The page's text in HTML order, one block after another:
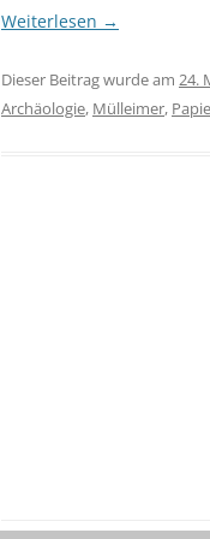
Weiterlesen →
Dieser Beitrag wurde am 24.
Archäologie, Mülleimer,